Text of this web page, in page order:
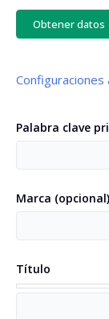
Obtener datos
Configuraciones
Contenido de
Palabra clave
Marca (opcional)
Título